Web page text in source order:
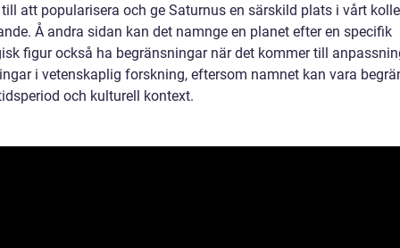
att popularisera och ge Saturnus en särskild plats i vårt
Å andra sidan kan det namnge en planet efter en specifik
figur också ha begränsningar när det kommer till
i vetenskaplig forskning, eftersom namnet kan vara
och kulturell kontext.